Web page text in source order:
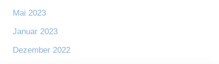
Mai 2023
Januar 2023
Dezember 2022